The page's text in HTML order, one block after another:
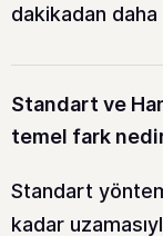
dakikadan
Standart ve
temel fark
Standart
kadar